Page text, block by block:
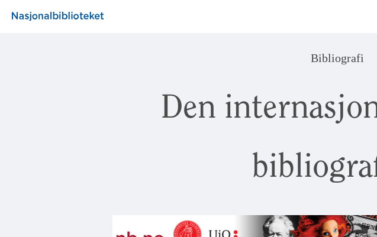
Bibliografi
Den